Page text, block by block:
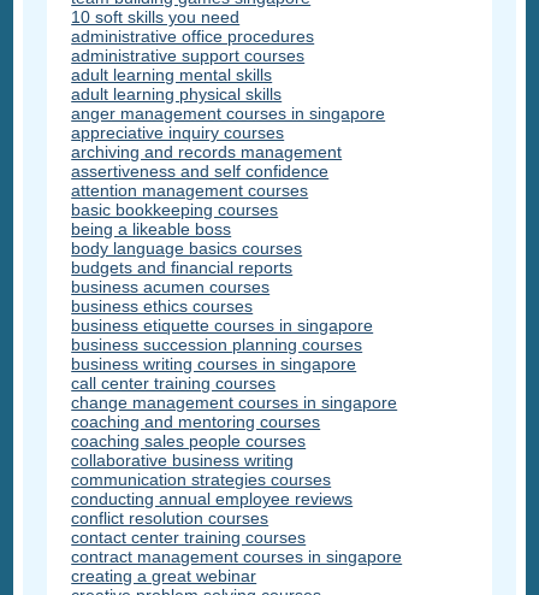
10 soft skills you need
administrative office procedures
administrative support courses
adult learning mental skills
adult learning physical skills
anger management courses in singapore
appreciative inquiry courses
archiving and records management
assertiveness and self confidence
attention management courses
basic bookkeeping courses
being a likeable boss
body language basics courses
budgets and financial reports
business acumen courses
business ethics courses
business etiquette courses in singapore
business succession planning courses
business writing courses in singapore
call center training courses
change management courses in singapore
coaching and mentoring courses
coaching sales people courses
collaborative business writing
communication strategies courses
conducting annual employee reviews
conflict resolution courses
contact center training courses
contract management courses in singapore
creating a great webinar